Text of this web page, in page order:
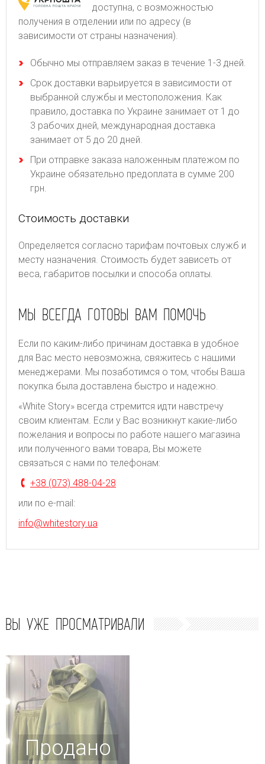
доступна, с возможностью
получения в отделении или по адресу (в
зависимости от страны назначения).
Обычно мы отправляем заказ в течение 1-3 дней.
Срок доставки варьируется в зависимости от
выбранной службы и местоположения. Как
правило, доставка по Украине занимает от 1 до
3 рабочих дней, международная доставка
занимает от 5 до 20 дней.
При отправке заказа наложенным платежом по
Украине обязательно предоплата в сумме 200
грн.
Стоимость доставки
Определяется согласно тарифам почтовых служб и
месту назначения. Стоимость будет зависеть от
веса, габаритов посылки и способа оплаты.
МЫ ВСЕГДА ГОТОВЫ ВАМ ПОМОЧЬ
Если по каким-либо причинам доставка в удобное
для Вас место невозможна, свяжитесь с нашими
менеджерами. Мы позаботимся о том, чтобы Ваша
покупка была доставлена быстро и надежно.
«White Story» всегда стремится идти навстречу
своим клиентам. Если у Вас возникнут какие-либо
пожелания и вопросы по работе нашего магазина
или полученного вами товара, Вы можете
связаться с нами по телефонам:
+38 (073) 488-04-28
или по e-mail:
info@whitestory.ua
ВЫ УЖЕ ПРОСМАТРИВАЛИ
Продано